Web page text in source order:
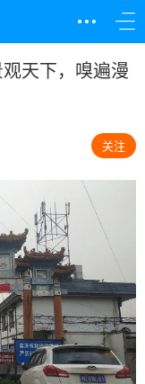
天下，嗅遍漫
关注